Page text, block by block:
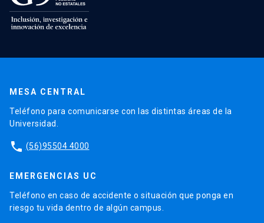
MESA CENTRAL
Teléfono para comunicarse con las distintas áreas de la
Universidad.
phone (56)95504 4000
EMERGENCIAS UC
Teléfono en caso de accidente o situación que ponga en
riesgo tu vida dentro de algún campus.